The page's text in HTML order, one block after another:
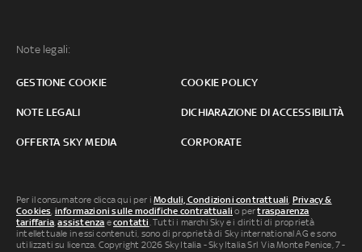
Note legali:
GESTIONE COOKIE COOKIE POLICY
NOTE LEGALI DICHIARAZIONE DI ACCESSIBILITÀ
OFFERTA SKY MEDIA CORPORATE
Per il consumatore clicca qui per iModuli, Condizioni contrattuali, Privacy &
Cookies, informazioni sulle modifiche contrattuali o pertrasparenza
tariffaria,assistenza econtatti. Tutti i marchi Sky e i diritti di proprietà
intellettuale in essi contenuti, sono di proprietà di Sky international AG e sono
utilizzati su licenza. Copyright 2026 Sky Italia - Sky Italia Srl Via Monte Penice, 7 -